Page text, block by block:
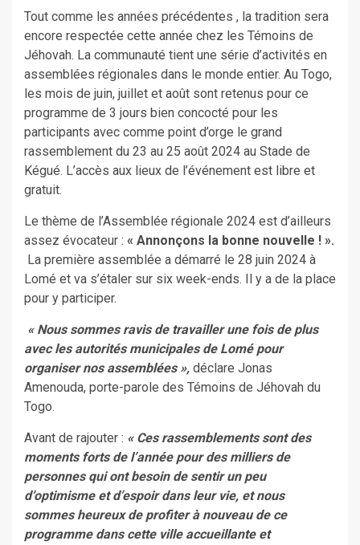
Tout comme les années précédentes , la tradition sera
encore respectée cette année chez les Témoins de
Jéhovah. La communauté tient une série d’activités en
assemblées régionales dans le monde entier. Au Togo,
les mois de juin, juillet et août sont retenus pour ce
programme de 3 jours bien concocté pour les
participants avec comme point d’orge le grand
rassemblement du 23 au 25 août 2024 au Stade de
Kégué. L’accès aux lieux de l’événement est libre et
gratuit.
Le thème de l’Assemblée régionale 2024 est d’ailleurs
assez évocateur : « Annonçons la bonne nouvelle ! ».
La première assemblée a démarré le 28 juin 2024 à
Lomé et va s’étaler sur six week-ends. Il y a de la place
pour y participer.
« Nous sommes ravis de travailler une fois de plus
avec les autorités municipales de Lomé pour
organiser nos assemblées », déclare Jonas
Amenouda, porte-parole des Témoins de Jéhovah du
Togo.
Avant de rajouter : « Ces rassemblements sont des
moments forts de l’année pour des milliers de
personnes qui ont besoin de sentir un peu
d’optimisme et d’espoir dans leur vie, et nous
sommes heureux de profiter à nouveau de ce
programme dans cette ville accueillante et